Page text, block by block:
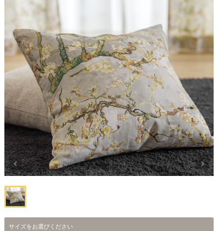
サイズをお選びください